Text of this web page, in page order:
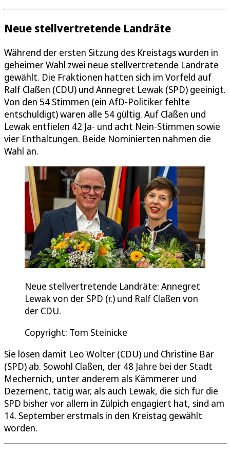
Neue stellvertretende Landräte
Während der ersten Sitzung des Kreistags wurden in
geheimer Wahl zwei neue stellvertretende Landräte
gewählt. Die Fraktionen hatten sich im Vorfeld auf
Ralf Claßen (CDU) und Annegret Lewak (SPD) geeinigt.
Von den 54 Stimmen (ein AfD-Politiker fehlte
entschuldigt) waren alle 54 gültig. Auf Claßen und
Lewak entfielen 42 Ja- und acht Nein-Stimmen sowie
vier Enthaltungen. Beide Nominierten nahmen die
Wahl an.
Neue stellvertretende Landräte: Annegret
Lewak von der SPD (r.) und Ralf Claßen von
der CDU.
Copyright: Tom Steinicke
Sie lösen damit Leo Wolter (CDU) und Christine Bär
(SPD) ab. Sowohl Claßen, der 48 Jahre bei der Stadt
Mechernich, unter anderem als Kämmerer und
Dezernent, tätig war, als auch Lewak, die sich für die
SPD bisher vor allem in Zülpich engagiert hat, sind am
14. September erstmals in den Kreistag gewählt
worden.